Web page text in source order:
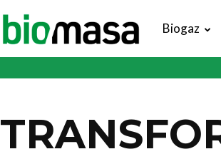
Magazyn
Biogaz